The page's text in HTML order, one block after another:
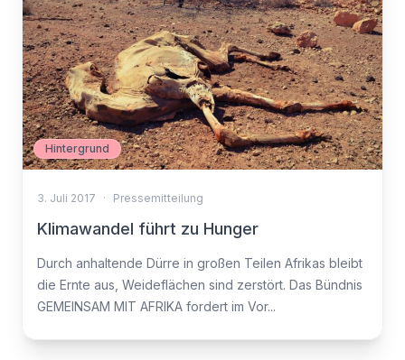
Hintergrund
3. Juli 2017 · Pressemitteilung
Klimawandel führt zu Hunger
Durch anhaltende Dürre in großen Teilen Afrikas bleibt
die Ernte aus, Weideflächen sind zerstört. Das Bündnis
GEMEINSAM MIT AFRIKA fordert im Vor...